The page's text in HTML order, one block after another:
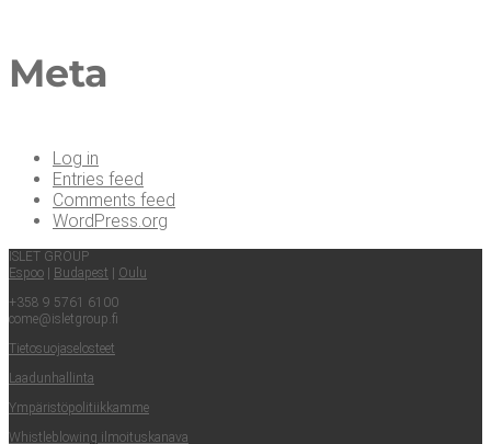
Meta
Log in
Entries feed
Comments feed
WordPress.org
ISLET GROUP
Espoo | Buda­pest | Oulu
+358 9 5761 6100
come@​isletgroup.​fi
Tie­to­suo­ja­se­los­teet
Laa­dun­hal­lin­ta
Ympä­ris­tö­po­li­tiik­kam­me
Whist­le­blowing ilmoituskanava